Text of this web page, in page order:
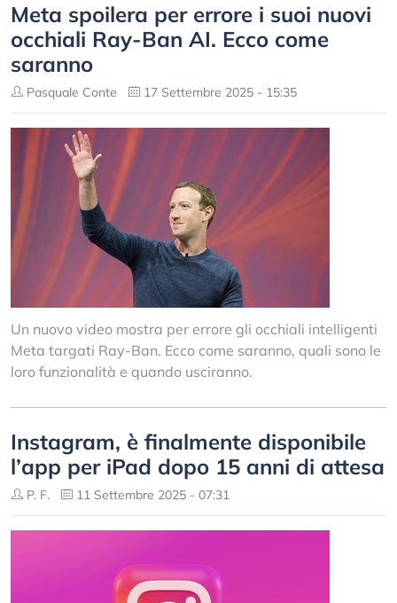
Meta spoilera per errore i suoi nuovi
occhiali Ray-Ban AI. Ecco come
saranno
Pasquale Conte 17 Settembre 2025 - 15:35
Un nuovo video mostra per errore gli occhiali intelligenti
Meta targati Ray-Ban. Ecco come saranno, quali sono le
loro funzionalità e quando usciranno.
Instagram, è finalmente disponibile
l’app per iPad dopo 15 anni di attesa
P. F. 11 Settembre 2025 - 07:31